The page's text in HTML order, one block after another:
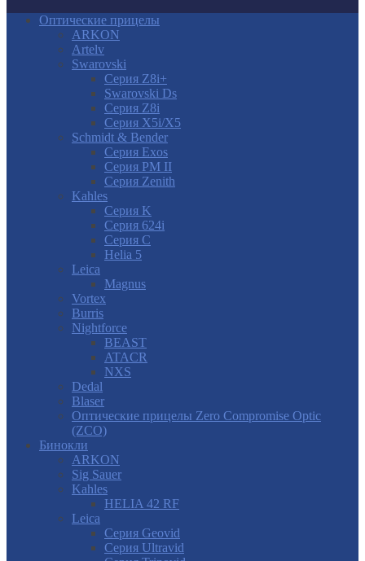
Оптические прицелы
ARKON
Artelv
Swarovski
Серия Z8i+
Swarovski Ds
Серия Z8i
Серия X5i/X5
Schmidt & Bender
Серия Exos
Серия PM II
Cерия Zenith
Kahles
Серия K
Серия 624i
Серия С
Helia 5
Leica
Magnus
Vortex
Burris
Nightforce
BEAST
ATACR
NXS
Dedal
Blaser
Оптические прицелы Zero Compromise Optic
(ZCO)
Бинокли
ARKON
Sig Sauer
Kahles
HELIA 42 RF
Leica
Серия Geovid
Серия Ultravid